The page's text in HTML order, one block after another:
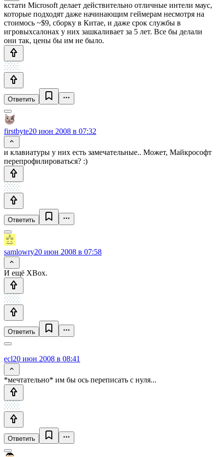
кстати Microsoft делает действительно отличные интели маус,
которые подходят даже начинающим геймерам несмотря на
стоимось ~$9, сборку в Китае, и даже срок службы в
игровыхсалонах у них зашкаливает за 5 лет. Все бы делали
они так, цены бы им не было.
Ответить
firstbyte20 июн 2008 в 07:32
и клавиатуры у них есть замечательные.. Может, Майкрософт
перепрофилироваться? :)
Ответить
samlowry20 июн 2008 в 07:58
И ещё XBox.
Ответить
ecl20 июн 2008 в 08:41
*мечтательно* им бы ось переписать с нуля...
Ответить